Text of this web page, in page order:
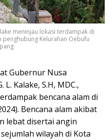
meninjau lokasi terdampak di
penghubung Kelurahan Oebufu
Gubernur Nusa
Kalake, S.H, MDC.,
bencana alam di
Bencana alam akibat
lebat disertai angin
wilayah di Kota